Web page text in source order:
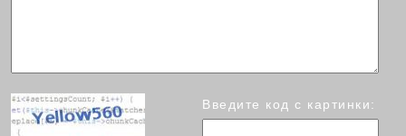
Введите код с картинки: